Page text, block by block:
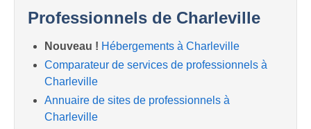
Professionnels de Charleville
Nouveau ! Hébergements à Charleville
Comparateur de services de professionnels à
Charleville
Annuaire de sites de professionnels à
Charleville